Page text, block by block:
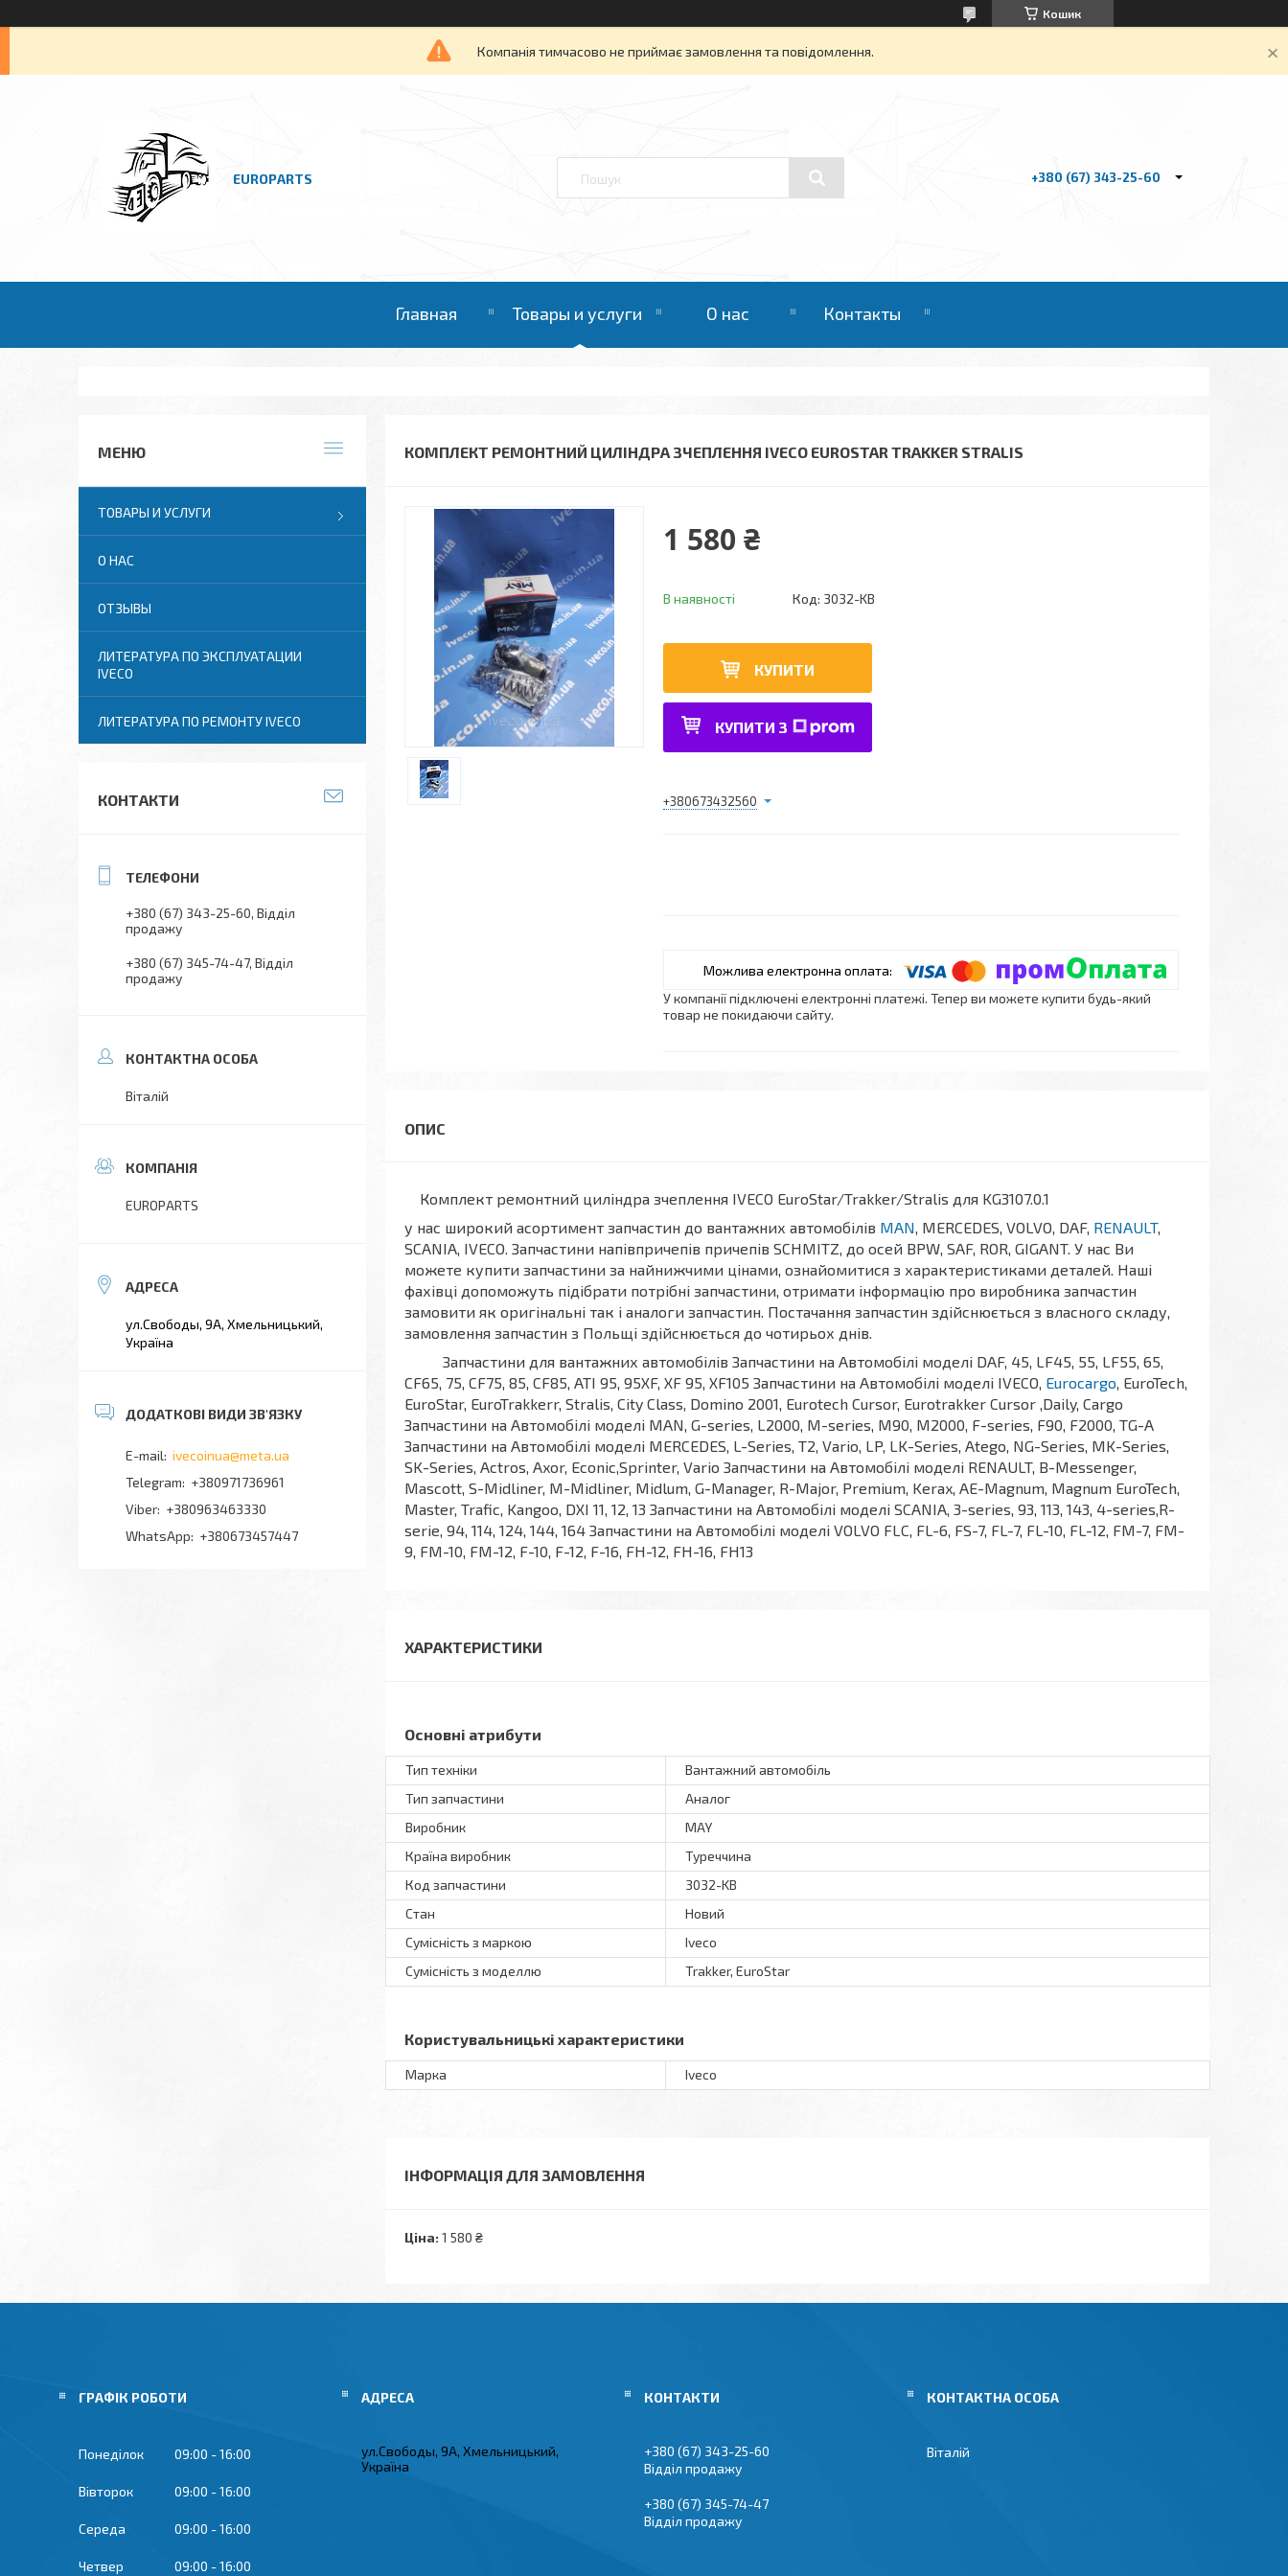
Кошик
Компанія тимчасово не приймає замовлення та повідомлення.
EUROPARTS +380 (67) 343-25-60
Главная Товары и услуги О нас Контакты
КОМПЛЕКТ РЕМОНТНИЙ ЦИЛІНДРА ЗЧЕПЛЕННЯ IVECO EUROSTAR TRAKKER STRALIS
1 580 ₴
В наявності Код: 3032-KB
КУПИТИ
КУПИТИ З
+380673432560
У компанії підключені електронні платежі. Тепер ви можете купити будь-який
товар не покидаючи сайту.
Комплект ремонтний циліндра зчеплення IVECO EuroStar/Trakker/Stralis для KG3107.0.1
у нас широкий асортимент запчастин до вантажних автомобілів MAN, MERCEDES, VOLVO, DAF, RENAULT,
SCANIA, IVECO. Запчастини напівпричепів причепів SCHMITZ, до осей BPW, SAF, ROR, GIGANT. У нас Ви
можете купити запчастини за найнижчими цінами, ознайомитися з характеристиками деталей. Наші
фахівці допоможуть підібрати потрібні запчастини, отримати інформацію про виробника запчастин
замовити як оригінальні так і аналоги запчастин. Постачання запчастин здійснюється з власного складу,
замовлення запчастин з Польщі здійснюється до чотирьох днів.
Запчастини для вантажних автомобілів Запчастини на Автомобілі моделі DAF, 45, LF45, 55, LF55, 65,
CF65, 75, CF75, 85, CF85, ATI 95, 95XF, XF 95, XF105 Запчастини на Автомобілі моделі IVECO, Eurocargo, EuroTech,
EuroStar, EuroTrakkerr, Stralis, City Class, Domino 2001, Eurotech Cursor, Eurotrakker Cursor ,Daily, Cargo
Запчастини на Автомобілі моделі MAN, G-series, L2000, M-series, M90, M2000, F-series, F90, F2000, TG-A
Запчастини на Автомобілі моделі MERCEDES, L-Series, T2, Vario, LP, LK-Series, Atego, NG-Series, MK-Series,
SK-Series, Actros, Axor, Econic,Sprinter, Vario Запчастини на Автомобілі моделі RENAULT, B-Messenger,
Mascott, S-Midliner, M-Midliner, Midlum, G-Manager, R-Major, Premium, Kerax, AE-Magnum, Magnum EuroTech,
Master, Trafic, Kangoo, DXI 11, 12, 13 Запчастини на Автомобілі моделі SCANIA, 3-series, 93, 113, 143, 4-series,R-
serie, 94, 114, 124, 144, 164 Запчастини на Автомобілі моделі VOLVO FLC, FL-6, FS-7, FL-7, FL-10, FL-12, FM-7, FM-
9, FM-10, FM-12, F-10, F-12, F-16, FH-12, FH-16, FH13
ХАРАКТЕРИСТИКИ
Основні атрибути
Тип техніки
Вантажний автомобіль
Тип запчастини
Аналог
Виробник
MAY
Країна виробник
Туреччина
Код запчастини
3032-KB
Стан
Новий
Сумісність з маркою
Iveco
Сумісність з моделлю
Trakker, EuroStar
Користувальницькі характеристики
Марка Iveco
ІНФОРМАЦІЯ ДЛЯ ЗАМОВЛЕННЯ
Ціна: 1 580 ₴
ТОВАРЫ И УСЛУГИ
О НАС
ОТЗЫВЫ
ЛИТЕРАТУРА ПО ЭКСПЛУАТАЦИИ
IVECO
ЛИТЕРАТУРА ПО РЕМОНТУ IVECO
КОНТАКТИ
+380 (67) 343-25-60 Відділ
продажу
+380 (67) 345-74-47 Відділ
продажу
Віталій
EUROPARTS
ул.Свободы, 9А, Хмельницький,
Україна
ivecoinua@meta.ua
+380971736961
+380963463330
+380673457447
ГРАФІК РОБОТИ
Понеділок 09:00 16:00
Вівторок 09:00 16:00
Середа 09:00 16:00
Четвер 09:00 16:00
ул.Свободы, 9А, Хмельницький,
Україна
+380 (67) 343-25-60
Відділ продажу
+380 (67) 345-74-47
Відділ продажу
Віталій